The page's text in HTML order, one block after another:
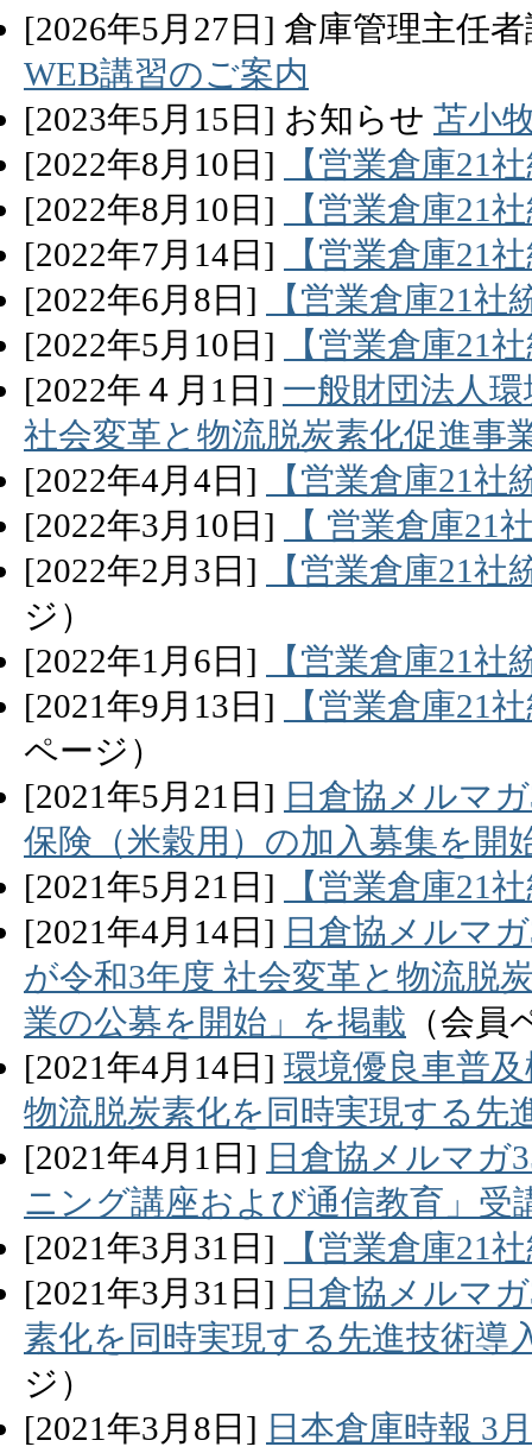
[2026年5月 27 日] 倉庫管理主任
WEB講習のご案内
[2023年5月 15 日] お知らせ 苫小
[2022年8月 10 日]
【営業倉庫21
[2022年8月 10 日]
【営業倉庫21
[2022年7月 14 日]
【営業倉庫21
[2022年6月 8 日]
【営業倉庫21
[2022年5月 10 日]
【営業倉庫21
[2022年 ４ 月 1 日] 一般財団法人
社会変革と物流脱炭素化促進事
[2022年4月 4 日]
【営業倉庫21
[2022年3月 10 日]
【 営業倉庫21
[2022年2 月 3 日]
【営業倉庫21
ジ）
[2022年1 月 6 日]
【営業倉庫21
[2021年9月 13 日]
【営業倉庫21
ページ）
[2021年5月 21 日] 日倉協メルマ
保険（米穀用）の加入募集を開
[2021年5月 21 日]
【営業倉庫21
[2021年4月 14 日] 日倉協メルマ
が令和3年度 社会変革と物流脱
業の公募を開始」を掲載 （会員
[2021年4月 14 日] 環境優良車普
物流脱炭素化を同時実現する先
[2021年4月 1 日] 日倉協メルマガ
ニング講座および通信教育」受
[2021年3月 31 日]
【営業倉庫21
[2021年3月 31 日] 日倉協メルマ
素化を同時実現する先進技術導
ジ）
[2021年3月 8 日] 日本倉庫時報 3